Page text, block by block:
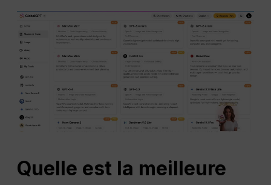
Quelle est la meilleure